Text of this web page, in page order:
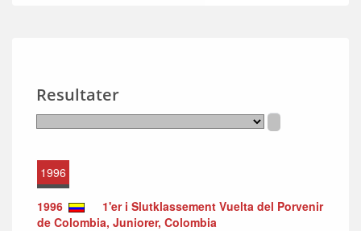
Resultater
1996
1996
1'er i Slutklassement Vuelta del Porvenir
de Colombia, Juniorer, Colombia